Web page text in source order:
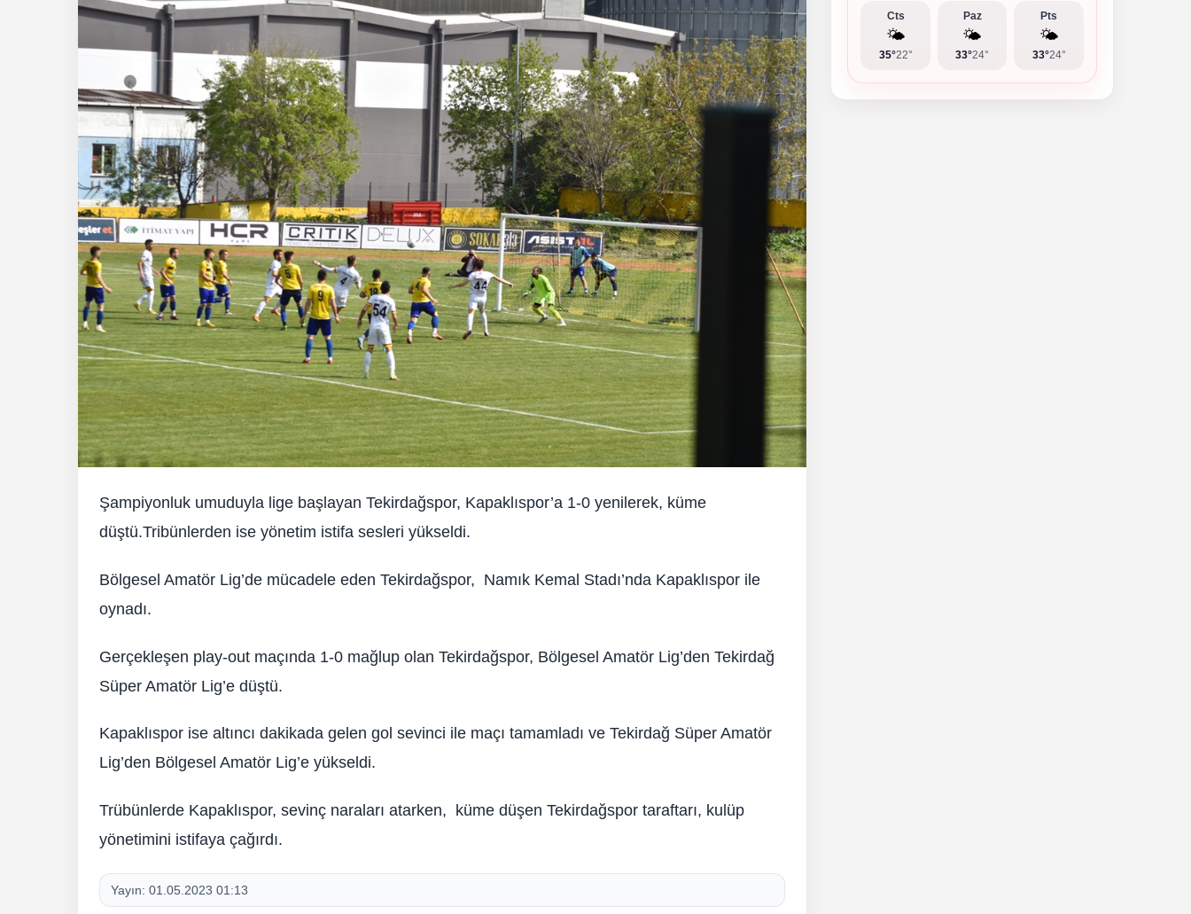
Şampiyonluk umuduyla lige başlayan Tekirdağspor, Kapaklıspor’a 1-0 yenilerek, küme
düştü.Tribünlerden ise yönetim istifa sesleri yükseldi.
Bölgesel Amatör Lig’de mücadele eden Tekirdağspor, Namık Kemal Stadı’nda Kapaklıspor ile
oynadı.
Gerçekleşen play-out maçında 1-0 mağlup olan Tekirdağspor, Bölgesel Amatör Lig’den Tekirdağ
Süper Amatör Lig’e düştü.
Kapaklıspor ise altıncı dakikada gelen gol sevinci ile maçı tamamladı ve Tekirdağ Süper Amatör
Lig’den Bölgesel Amatör Lig’e yükseldi.
Trübünlerde Kapaklıspor, sevinç naraları atarken, küme düşen Tekirdağspor taraftarı, kulüp
yönetimini istifaya çağırdı.
Yayın: 01.05.2023 01:13
Cts
🌤️
35°22°
Paz
🌤️
33°24°
Pts
🌤️
33°24°